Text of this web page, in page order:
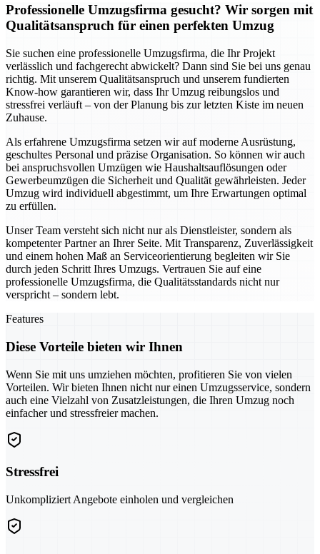
Professionelle Umzugsfirma gesucht? Wir sorgen mit
Qualitätsanspruch für einen perfekten Umzug
Sie suchen eine professionelle Umzugsfirma, die Ihr Projekt
verlässlich und fachgerecht abwickelt? Dann sind Sie bei uns genau
richtig. Mit unserem Qualitätsanspruch und unserem fundierten
Know-how garantieren wir, dass Ihr Umzug reibungslos und
stressfrei verläuft – von der Planung bis zur letzten Kiste im neuen
Zuhause.
Als erfahrene Umzugsfirma setzen wir auf moderne Ausrüstung,
geschultes Personal und präzise Organisation. So können wir auch
bei anspruchsvollen Umzügen wie Haushaltsauflösungen oder
Gewerbeumzügen die Sicherheit und Qualität gewährleisten. Jeder
Umzug wird individuell abgestimmt, um Ihre Erwartungen optimal
zu erfüllen.
Unser Team versteht sich nicht nur als Dienstleister, sondern als
kompetenter Partner an Ihrer Seite. Mit Transparenz, Zuverlässigkeit
und einem hohen Maß an Serviceorientierung begleiten wir Sie
durch jeden Schritt Ihres Umzugs. Vertrauen Sie auf eine
professionelle Umzugsfirma, die Qualitätsstandards nicht nur
verspricht – sondern lebt.
Features
Diese Vorteile bieten wir Ihnen
Wenn Sie mit uns umziehen möchten, profitieren Sie von vielen
Vorteilen. Wir bieten Ihnen nicht nur einen Umzugsservice, sondern
auch eine Vielzahl von Zusatzleistungen, die Ihren Umzug noch
einfacher und stressfreier machen.
Stressfrei
Unkompliziert Angebote einholen und vergleichen